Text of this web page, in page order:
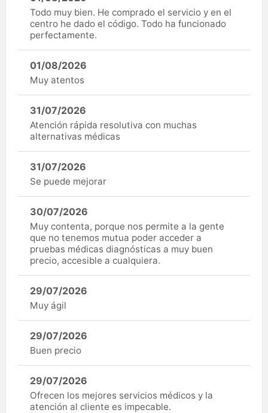
Todo muy bien. He comprado el servicio y en el
centro he dado el código. Todo ha funcionado
perfectamente.
01/08/2026
Muy atentos
31/07/2026
Atención rápida resolutiva con muchas
alternativas médicas
31/07/2026
Se puede mejorar
30/07/2026
Muy contenta, porque nos permite a la gente
que no tenemos mutua poder acceder a
pruebas médicas diagnósticas a muy buen
precio, accesible a cualquiera.
29/07/2026
Muy ágil
29/07/2026
Buen precio
29/07/2026
Ofrecen los mejores servicios médicos y la
atención al cliente es impecable.